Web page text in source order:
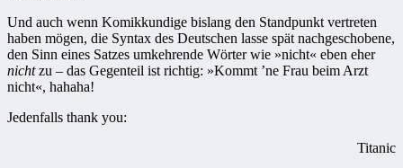
Und auch wenn Komikkundige bislang den Standpunkt vertreten
haben mögen, die Syntax des Deutschen lasse spät nachgeschobene,
den Sinn eines Satzes umkehrende Wörter wie »nicht« eben eher
nichtzu – das ­Gegenteil ist richtig: »Kommt ’ne Frau beim Arzt
nicht«, hahaha!
Jedenfalls thank you:
Titanic